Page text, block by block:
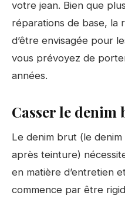
votre jean. Bien que
réparations de base, la
d’être envisagée pour
vous prévoyez de
années.
Casser le denim
Le denim brut (le denim
après teinture)
en matière d’entretien
commence par être